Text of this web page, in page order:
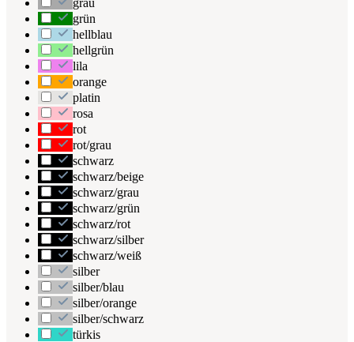
grün
hellblau
hellgrün
lila
orange
platin
rosa
rot
rot/grau
schwarz
schwarz/beige
schwarz/grau
schwarz/grün
schwarz/rot
schwarz/silber
schwarz/weiß
silber
silber/blau
silber/orange
silber/schwarz
türkis